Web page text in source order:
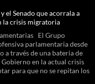
el Senado que acorrala a
la crisis migratoria
El Grupo
parlamentaria desde
a través de una batería de
en la actual crisis
para que no se repitan los